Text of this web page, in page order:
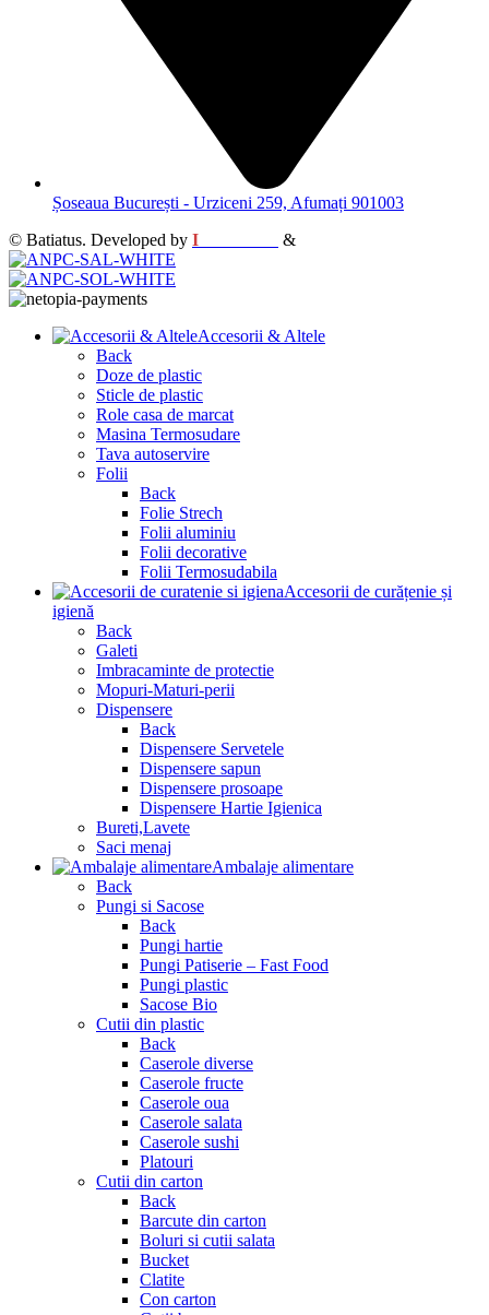
Șoseaua București - Urziceni 259, Afumați 901003
© Batiatus. Developed by I &
Accesorii & Altele
Back
Doze de plastic
Sticle de plastic
Role casa de marcat
Masina Termosudare
Tava autoservire
Folii
Back
Folie Strech
Folii aluminiu
Folii decorative
Folii Termosudabila
Accesorii de curățenie și
igienă
Back
Galeti
Imbracaminte de protectie
Mopuri-Maturi-perii
Dispensere
Back
Dispensere Servetele
Dispensere sapun
Dispensere prosoape
Dispensere Hartie Igienica
Bureti,Lavete
Saci menaj
Ambalaje alimentare
Back
Pungi si Sacose
Back
Pungi hartie
Pungi Patiserie – Fast Food
Pungi plastic
Sacose Bio
Cutii din plastic
Back
Caserole diverse
Caserole fructe
Caserole oua
Caserole salata
Caserole sushi
Platouri
Cutii din carton
Back
Barcute din carton
Boluri si cutii salata
Bucket
Clatite
Con carton